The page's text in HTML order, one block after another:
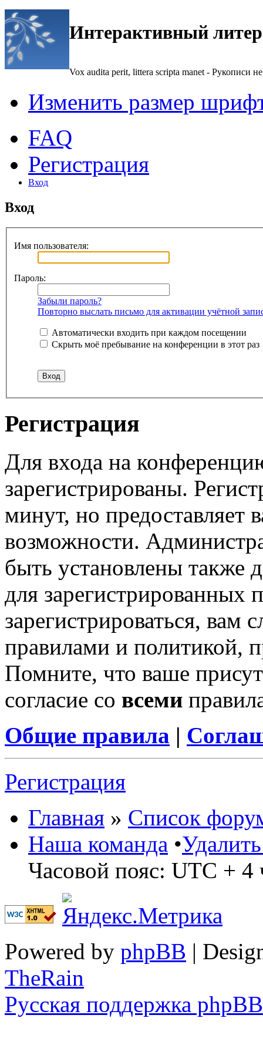
Интерактивный
Vox audita perit, littera scripta manet - Рукописи не
Изменить размер
FAQ
Регистрация
Вход
Вход
Имя пользователя:
Пароль:
Забыли пароль?
Повторно выслать письмо для активации учётной
Автоматически входить при каждом посещении
Скрыть моё пребывание на конференции в этот раз
Регистрация
Для входа на
зарегистрированы.
минут, но предоставляет
возможности.
быть установлены также
для зарегистрированных
зарегистрироваться, вам
правилами и политикой,
Помните, что ваше
согласие со всеми
Общие правила |
Регистрация
Главная » Список
Наша команда •
Часовой пояс: UTC + 4
Powered by phpBB |
TheRain
Русская поддержка phpBB